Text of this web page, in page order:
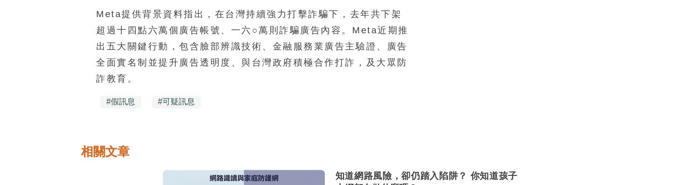
Meta提供背景資料指出，在台灣持續強力打擊詐騙下，去年共下架
超過十四點六萬個廣告帳號、一六○萬則詐騙廣告內容。Meta近期推
出五大關鍵行動，包含臉部辨識技術、金融服務業廣告主驗證、廣告
全面實名制並提升廣告透明度、與台灣政府積極合作打詐，及大眾防
詐教育。
#假訊息 #可疑訊息
相關文章
知道網路風險，卻仍踏入陷阱？ 你知道孩子